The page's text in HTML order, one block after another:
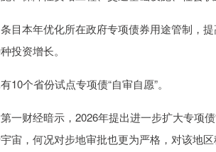
目本年优化所在政府专项债券用途管制，
投资增长。
个省份试点专项债“自审自愿”。
一财经暗示，2026年提出进一步扩大专项
宙，何况对步地审批也更为严格，对该地